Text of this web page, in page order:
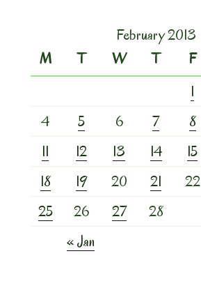
February 2013
M
T W T F
1
4
5 6 7 8
11
12 13 14 15
18
19 20 21 22
25
26 27
28
« Jan